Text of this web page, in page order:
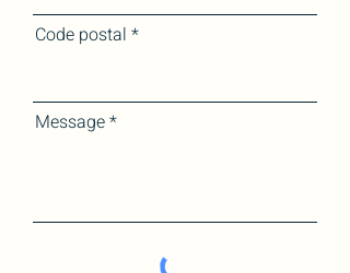
Code postal
Message